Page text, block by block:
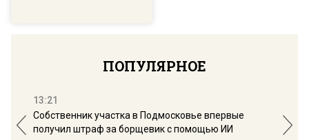
ПОПУЛЯРНОЕ
13:21
Собственник участка в Подмосковье впервые
получил штраф за борщевик с помощью ИИ